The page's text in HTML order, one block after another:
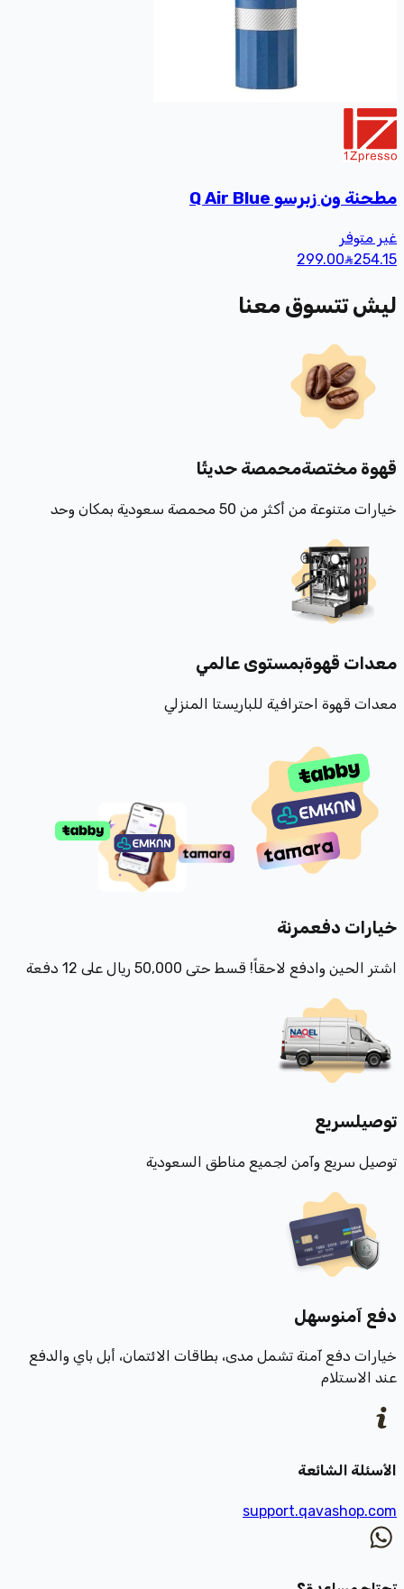
مطحنة ون زبرسو Q Air Blue
غير متوفر
254.15
299.00
ليش تتسوق معنا
قهوة مختصةمحمصة حديثًا
خيارات متنوعة من أكثر من 50 محمصة سعودية بمكان وحد
معدات قهوةبمستوى عالمي
معدات قهوة احترافية للباريستا المنزلي
خيارات دفعمرنة
اشتر الحين وادفع لاحقاً! قسط حتى 50,000 ريال على 12 دفعة
توصيلسريع
توصيل سريع وآمن لجميع مناطق السعودية
دفع آمنوسهل
خيارات دفع آمنة تشمل مدى، بطاقات الائتمان، أبل باي والدفع
عند الاستلام
الأسئلة الشائعة
support.qavashop.com